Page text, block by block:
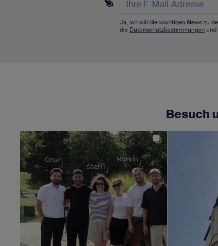
Ja, ich will die wichtigen News zu
die Datenschutzbestimmungen
Besuch